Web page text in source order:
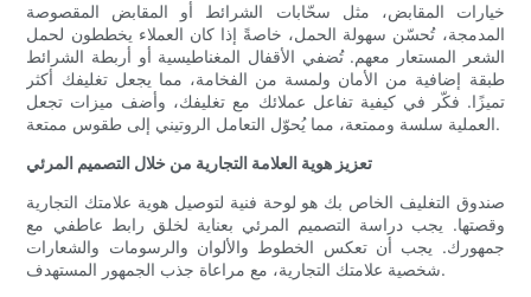
خيارات المقابض، مثل سحّابات الشرائط أو المقابض المقصوصة
المدمجة، تُحسّن سهولة الحمل، خاصةً إذا كان العملاء يخططون لحمل
الشعر المستعار معهم. تُضفي الأقفال المغناطيسية أو أربطة الشرائط
طبقة إضافية من الأمان ولمسة من الفخامة، مما يجعل تغليفك أكثر
تميزًا. فكّر في كيفية تفاعل عملائك مع تغليفك، وأضف ميزات تجعل
العملية سلسة وممتعة، مما يُحوّل التعامل الروتيني إلى طقوس ممتعة.
تعزيز هوية العلامة التجارية من خلال التصميم المرئي
صندوق التغليف الخاص بك هو لوحة فنية لتوصيل هوية علامتك التجارية
وقصتها. يجب دراسة التصميم المرئي بعناية لخلق رابط عاطفي مع
جمهورك. يجب أن تعكس الخطوط والألوان والرسومات والشعارات
شخصية علامتك التجارية، مع مراعاة جذب الجمهور المستهدف.